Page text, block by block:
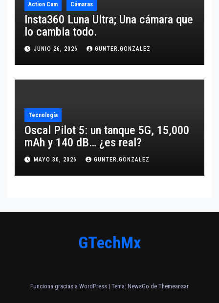
Action Cam Cámaras
Insta360 Luna Ultra; Una cámara que
lo cambia todo.
JUNIO 26, 2026 GUNTER.GONZALEZ
Tecnología
Oscal Pilot 5: un tanque 5G, 15,000
mAh y 140 dB… ¿es real?
MAYO 30, 2026 GUNTER.GONZALEZ
GTechMx
Funciona gracias a WordPress | Tema: NewsGo de Themeansar